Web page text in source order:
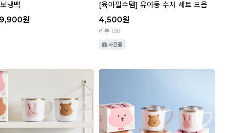
냉백
9,900원
[육아필수템] 유아동 수저 세트 모음
4,500원
리뷰 138